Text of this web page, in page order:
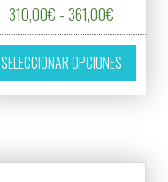
310,00€ -361,00€Rango
SELECCIONAR OPCIONES
Este